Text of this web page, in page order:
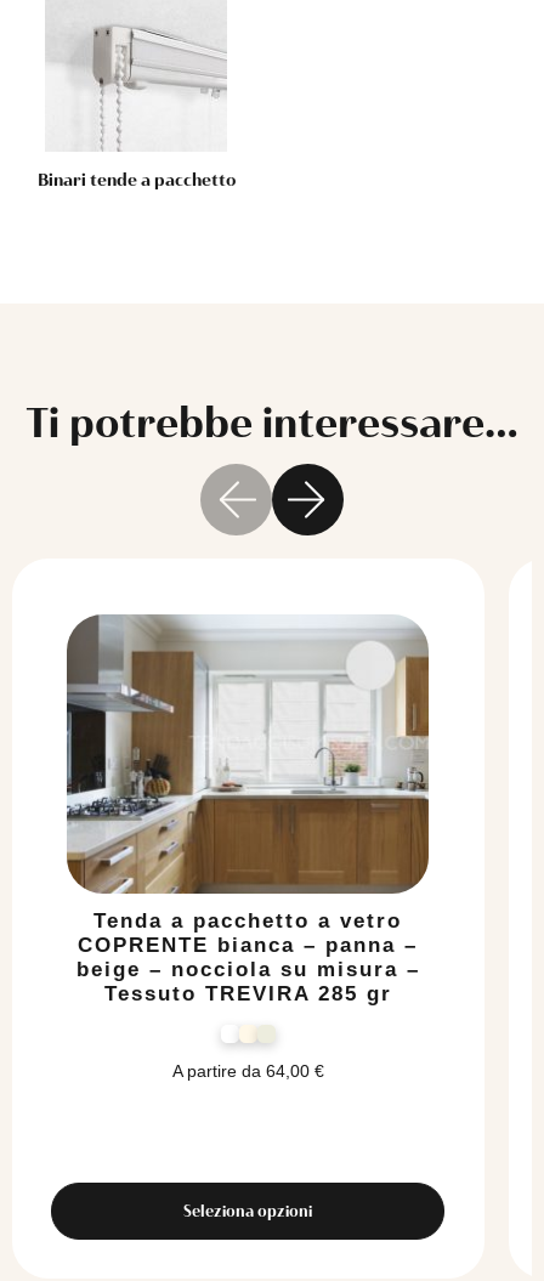
Binari tende a pacchetto
Ti potrebbe interessare…
Tenda a pacchetto a vetro
COPRENTE bianca – panna –
beige – nocciola su misura –
Tessuto TREVIRA 285 gr
A partire da 64,00 €
Seleziona opzioni